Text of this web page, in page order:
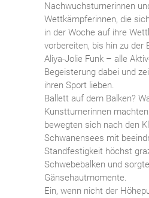
Nachwuchsturnerinnen
Wettkämpferinnen, die
in der Woche auf ihre
vorbereiten, bis hin zu der
Aliya-Jolie Funk – alle
Begeisterung dabei und
ihren Sport lieben.
Ballett auf dem Balken?
Kunstturnerinnen
bewegten sich nach den
Schwanensees mit
Standfestigkeit höchst
Schwebebalken und
Gänsehautmomente.
Ein, wenn nicht der